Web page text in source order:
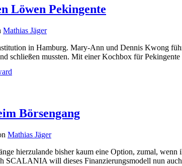
Löwen Pekingente
Mathias Jäger
in Hamburg. Mary-Ann und Dennis Kwong
schließen mussten. Mit einer Kochbox für
Börsengang
Mathias Jäger
hierzulande bisher kaum eine Option, zumal,
SCALANIA will dieses Finanzierungsmodell nun